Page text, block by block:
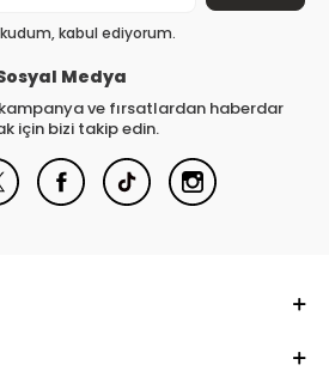
kabul ediyorum.
Medya
ve fırsatlardan haberdar
için bizi takip edin.